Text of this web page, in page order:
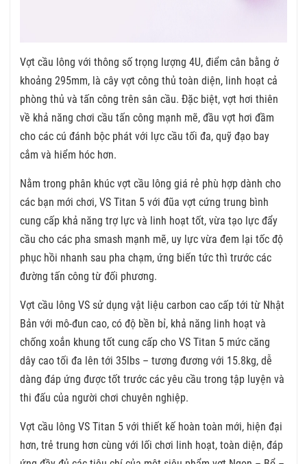
Vợt cầu lông với thông số trọng lượng 4U, điểm cân bằng ở
khoảng 295mm, là cây vợt công thủ toàn diện, linh hoạt cả
phòng thủ và tấn công trên sân cầu. Đặc biệt, vợt hơi thiên
về khả năng chơi cầu tấn công mạnh mẽ, đầu vợt hơi đầm
cho các cú đánh bộc phát với lực cầu tối đa, quỹ đạo bay
cắm và hiểm hóc hơn.
Nằm trong phân khúc vợt cầu lông giá rẻ phù hợp dành cho
các bạn mới chơi, VS Titan 5 với đũa vợt cứng trung bình
cung cấp khả năng trợ lực và linh hoạt tốt, vừa tạo lực đẩy
cầu cho các pha smash mạnh mẽ, uy lực vừa đem lại tốc độ
phục hồi nhanh sau pha chạm, ứng biến tức thì trước các
đường tấn công từ đối phương.
Vợt cầu lông VS sử dụng vật liệu carbon cao cấp tới từ Nhật
Bản với mô-đun cao, có độ bền bỉ, khả năng linh hoạt và
chống xoắn khung tốt cung cấp cho VS Titan 5 mức căng
dây cao tối đa lên tới 35lbs – tương đương với 15.8kg, dễ
dàng đáp ứng được tốt trước các yêu cầu trong tập luyện và
thi đấu của người chơi chuyên nghiệp.
Vợt cầu lông VS Titan 5 với thiết kế hoàn toàn mới, hiện đại
hơn, trẻ trung hơn cùng với lối chơi linh hoạt, toàn diện, đáp